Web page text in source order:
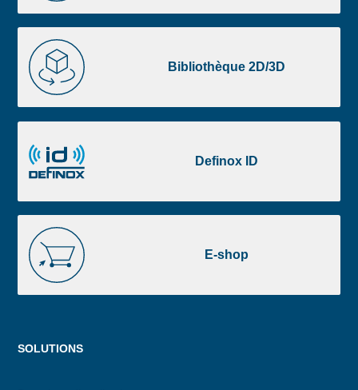
liste
footer
Bibliothèque 2D/3D
Bibliothèque
2D/3D
Definox ID
ID
E-shop
shop
Menu
SOLUTIONS